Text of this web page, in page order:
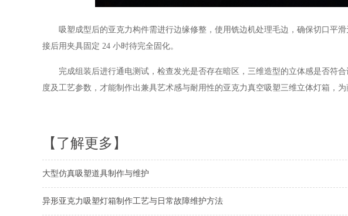
吸塑成型后的亚克力构件需进行边缘修整，使用铣边机处理毛边，确保切口平
接后用夹具固定 24 小时待完全固化。
完成组装后进行通电测试，检查发光是否存在暗区，三维造型的立体感是否符
度及工艺参数，才能制作出兼具艺术感与耐用性的亚克力真空吸塑三维立体灯箱，为
【了解更多】
大型仿真吸塑道具制作与维护
异形亚克力吸塑灯箱制作工艺与日常故障维护方法